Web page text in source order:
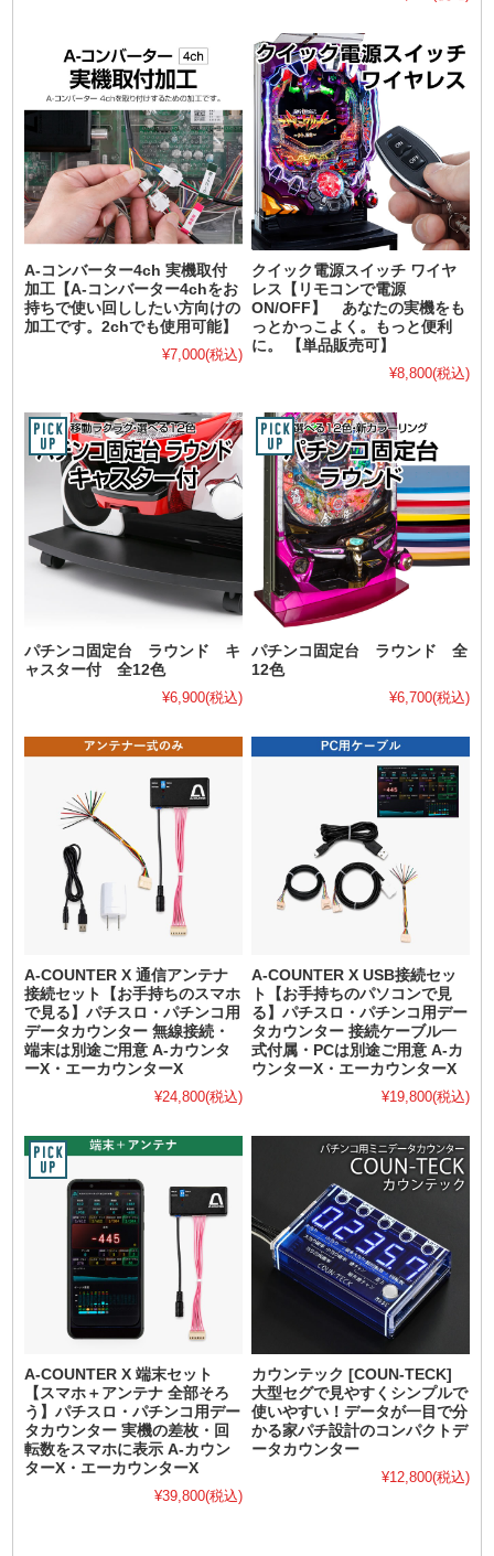
A-コンバーター4ch 実機取付
加工【A-コンバーター4chをお
持ちで使い回ししたい方向けの
加工です。2chでも使用可能】
¥7,000(税込)
クイック電源スイッチ ワイヤ
レス【リモコンで電源
ON/OFF】 あなたの実機をも
っとかっこよく。もっと便利
に。 【単品販売可】
¥8,800(税込)
パチンコ固定台 ラウンド キ
ャスター付 全12色
¥6,900(税込)
パチンコ固定台 ラウンド 全
12色
¥6,700(税込)
A-COUNTER X 通信アンテナ
接続セット【お手持ちのスマホ
で見る】パチスロ・パチンコ用
データカウンター 無線接続・
端末は別途ご用意 A-カウンタ
ーX・エーカウンターX
¥24,800(税込)
A-COUNTER X USB接続セッ
ト【お手持ちのパソコンで見
る】パチスロ・パチンコ用デー
タカウンター 接続ケーブル一
式付属・PCは別途ご用意 A-カ
ウンターX・エーカウンターX
¥19,800(税込)
A-COUNTER X 端末セット
【スマホ＋アンテナ 全部そろ
う】パチスロ・パチンコ用デー
タカウンター 実機の差枚・回
転数をスマホに表示 A-カウン
ターX・エーカウンターX
¥39,800(税込)
カウンテック [COUN-TECK]
大型セグで見やすくシンプルで
使いやすい！データが一目で分
かる家パチ設計のコンパクトデ
ータカウンター
¥12,800(税込)